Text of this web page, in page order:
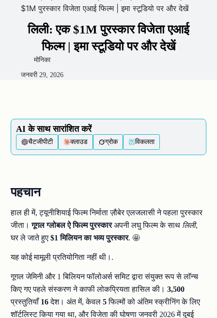
$1M पुरस्कार विजेता एआई फिल्म | इमा स्टूडियो पर और देखें
लिली: एक $1M पुरस्कार विजेता एआई
फिल्म | इमा स्टूडियो पर और देखें
मोनिका
जनवरी 29, 2026
AI के साथ सारांशित करें
चैटजीपीटी क्लाउड ग्रोक विकलता
पहचान
हाल ही में, ट्यूनीशियाई फिल्म निर्माता ज़ौबेर एलजलासी ने पहला पुरस्कार
जीता।गूगल ग्लोबलऐफिल्म पुरस्कारअपनी लघु फिल्म के साथ लिली,
घर ले जाते हुए$1 मिलियन का भव्य पुरस्कार. 🤩
यह कोई मामूली प्रतियोगिता नहीं थी।.
गूगल जेमिनी और 1 बिलियन फॉलोअर्स समिट द्वारा संयुक्त रूप से लॉन्च
किए गए पहले संस्करण ने काफी लोकप्रियता हासिल की।3,500
प्रस्तुतियाँ 16देश। अंत में, केवल5फिल्मों को अंतिम स्क्रीनिंग के लिए
शॉर्टलिस्ट किया गया था, और विजेता की घोषणा जनवरी 2026 में दुबई